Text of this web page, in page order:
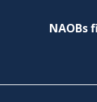
NAOBs